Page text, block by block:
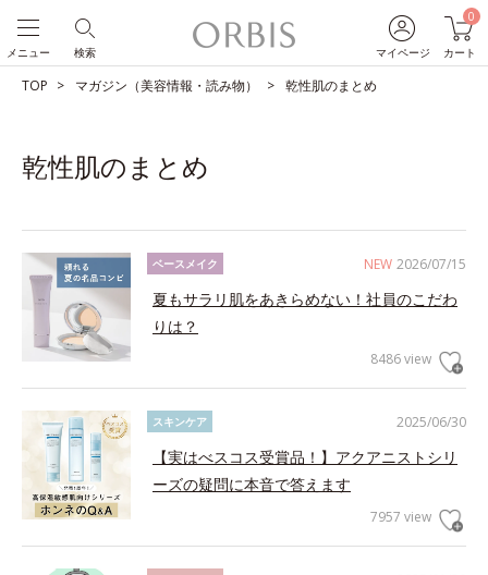
マイページ
0
カート
検索
メニュー
TOP マガジン（美容情報・読み物） 乾性肌のまとめ
乾性肌のまとめ
NEW 2026/07/15
ベースメイク
夏もサラリ肌をあきらめない！社員のこだわ
りは？
8486 view
2025/06/30
スキンケア
【実はべスコス受賞品！】アクアニストシリ
ーズの疑問に本音で答えます
7957 view